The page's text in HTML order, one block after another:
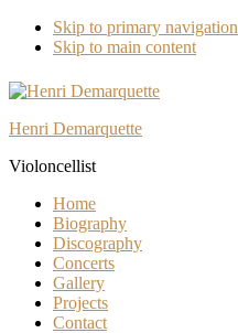
Skip to primary navigation
Skip to main content
Henri Demarquette
Violoncellist
Home
Biography
Discography
Concerts
Gallery
Projects
Contact